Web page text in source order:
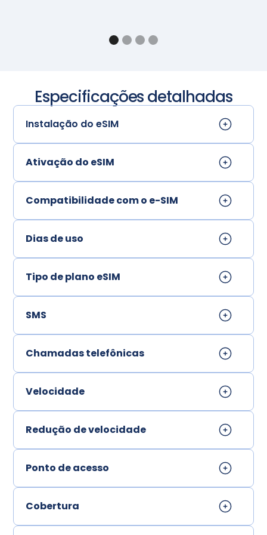
Especificações detalhadas
Instalação do eSIM
Ativação do eSIM
Compatibilidade com o e-SIM
Dias de uso
Tipo de plano eSIM
SMS
Chamadas telefônicas
Velocidade
Redução de velocidade
Ponto de acesso
Cobertura